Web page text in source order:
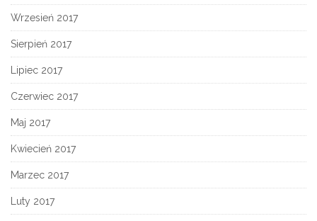
Wrzesień 2017
Sierpień 2017
Lipiec 2017
Czerwiec 2017
Maj 2017
Kwiecień 2017
Marzec 2017
Luty 2017